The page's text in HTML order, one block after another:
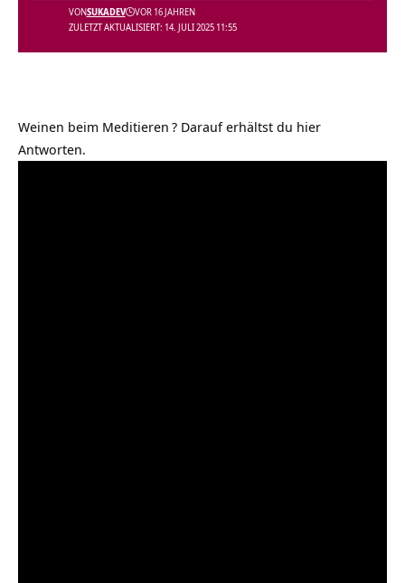
ZULETZT AKTUALISIERT: 14. JULI 2025 11:55
VONSUKADEV VOR 16 JAHREN
Weinen beim Meditieren ? Darauf erhältst du hier
Antworten.